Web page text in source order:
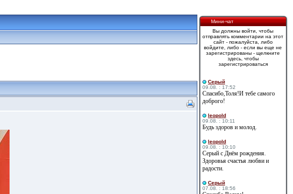
Мини-чат
Вы должны войти, чтобы
отправлять комментарии на этот
сайт - пожалуйста, либо
войдите, либо - если вы еще не
зарегистрированы - щелкните
здесь, чтобы
зарегистрироваться
Cерый
09.08. : 17:52
Спасибо,Толя!И тебе самого
доброго!
leopold
09.08. : 10:11
Будь здоров и молод.
leopold
09.08. : 10:10
Серый с Днём рождения.
Здоровья счастья любви и
радости.
Cерый
07.08. : 18:56